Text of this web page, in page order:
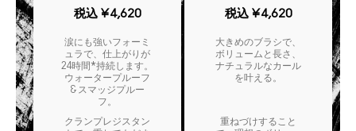
税込 ¥4,620
涙にも強いフォーミ
ュラで、仕上がりが
24時間*持続します。
ウォータープルーフ
& スマッジプルー
フ。
クランプレジスタン
税込 ¥4,620
大きめのブラシで、
ボリュームと長さ、
ナチュラルなカール
を叶える。
重ねづけすること